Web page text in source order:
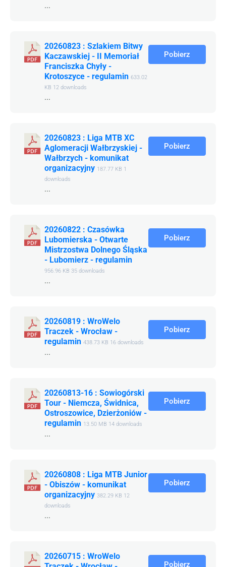
...
20260823 : Szlakiem Bitwy
Kaczawskiej - II Memoriał
Franciszka Chyły -
Krotoszyce - regulamin 633.02
KB 12 downloads
...
Pobierz
20260823 : Liga MTB XC
Aglomeracji Wałbrzyskiej -
Wałbrzych - komunikat
organizacyjny 187.77 KB 1
downloads
...
Pobierz
20260822 : Czasówka
Lubomierska - Otwarte
Mistrzostwa Dolnego Śląska
- Lubomierz - regulamin
956.96 KB 35 downloads
...
Pobierz
20260819 : WroWelo
Traczek - Wrocław -
regulamin 438.73 KB 16 downloads
...
Pobierz
20260813-16 : Sowiogórski
Tour - Niemcza, Świdnica,
Ostroszowice, Dzierżoniów -
regulamin 13.50 MB 14 downloads
...
Pobierz
20260808 : Liga MTB Junior
- Obiszów - komunikat
organizacyjny 382.29 KB 12
downloads
...
Pobierz
20260715 : WroWelo
Pobierz